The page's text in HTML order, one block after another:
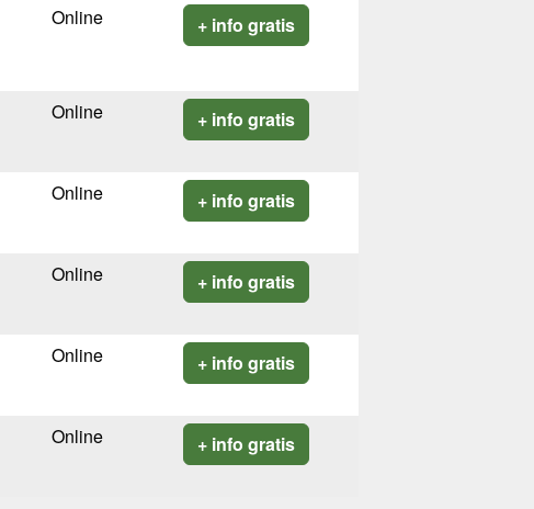
Online + info gratis
Online + info gratis
Online + info gratis
Online + info gratis
Online + info gratis
Online + info gratis